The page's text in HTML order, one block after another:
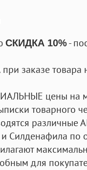
СКИДКА 10%-
при заказе
цены на
товарного
Силденафила по
для